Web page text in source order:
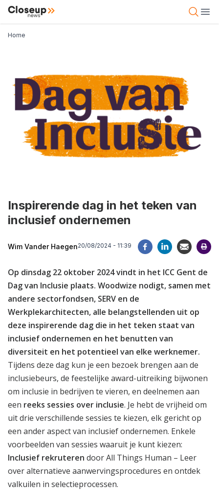
Overslaan
Close Up News
Open
Kruimelpad
Home
Inspirerende dag in het teken van
inclusief ondernemen
Wim Vander Haegen20/08/2024 - 11:39
Op dinsdag 22 oktober 2024 vindt in het ICC Gent de
Dag van Inclusie plaats. Woodwize nodigt, samen met
andere sectorfondsen, SERV en de
Werkplekarchitecten, alle belangstellenden uit op
deze inspirerende dag die in het teken staat van
inclusief ondernemen en het benutten van
diversiteit en het potentieel van elke werknemer.
Tijdens deze dag kun je een bezoek brengen aan de
inclusiebeurs, de feestelijke award-uitreiking bijwonen
om inclusie in bedrijven te vieren, en deelnemen aan
een reeks sessies over inclusie. Je hebt de vrijheid om
uit drie verschillende sessies te kiezen, elk gericht op
een ander aspect van inclusief ondernemen. Enkele
voorbeelden van sessies waaruit je kunt kiezen:
Inclusief rekruteren door All Things Human – Leer
over alternatieve aanwervingsprocedures en ontdek
valkuilen in selectieprocessen.